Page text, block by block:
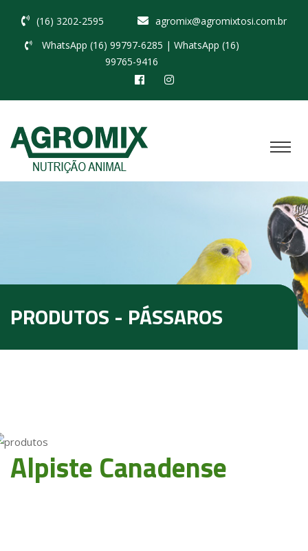
(16) 3202-2595
agromix@agromixtosi.com.br
WhatsApp (16) 99797-6285 | WhatsApp (16)
99765-9416
PRODUTOS - PÁSSAROS
Alpiste Canadense